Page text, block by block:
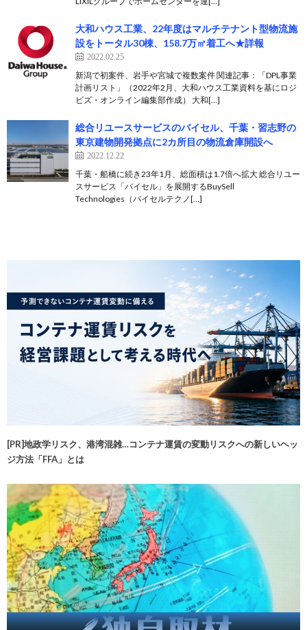
大和ハウス工業、22年度はマルチテナント型物流施
設をトータル30棟、158.7万㎡着工へ★詳報
2022.02.25
新潟で初案件、岩手や宮城で複数案件 関連記事：「DPL事業
計画リスト」（2022年2月、大和ハウス工業資料を基にロジ
ビズ・オンライン編集部作成） 大和[…]
総合リユースサービスのバイセル、千葉・習志野の
東京建物開発拠点に2カ所目の物流倉庫開設へ
2022.12.22
千葉・船橋に続き23年1月、総面積は1.7倍へ拡大 総合リユー
スサービス「バイセル」を展開するBuySell
Technologies（バイセルテクノ[…]
[PR]地政学リスク、港湾混雑…コンテナ運賃の変動リスクへの新しいヘッ
ジ方法「FFA」とは